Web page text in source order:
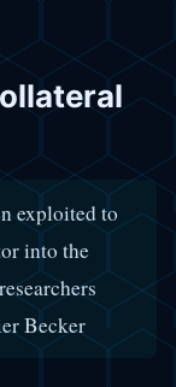
exploited to
into the
Becker